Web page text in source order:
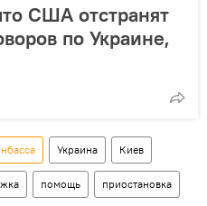
США отстранят
по Украине,
Украина Киев
помощь приостановка